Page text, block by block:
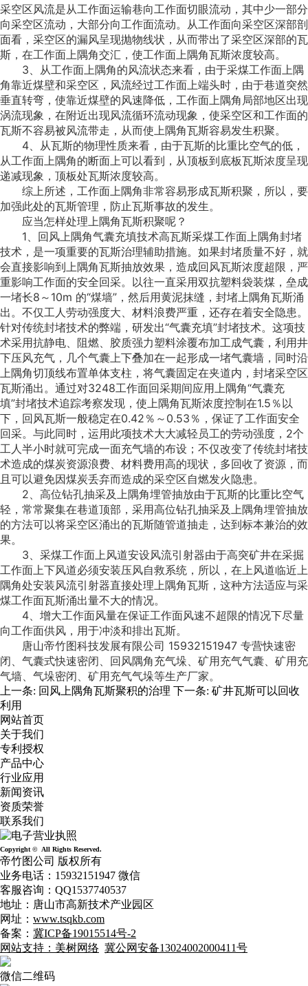
采空区风流是从工作面运输巷向工作面切眼流动，其中少一部分
向采空区流动，大部分向工作面流动。从工作面向采空区深部剖
面看，采空区的漏风呈现抛物线状，从而带出了采空区深部的瓦
斯，在工作面上隅角交汇，使工作面上隅角瓦斯浓度较高。
3、从工作面上隅角的风流状态来看，由于采煤工作面上隅
角靠近煤壁和采空区，风流经过工作面上端头时，由于巷道突然
垂直转弯，使靠近煤壁的风速降低，工作面上隅角局部地区出现
涡流现象，在附近出现风流循环流动现象，使采空区和工作面的
瓦斯不容易被风流带走，从而使上隅角瓦斯容易发生积聚。
4、从瓦斯的物理性质来看，由于瓦斯的比重比空气的低，
从工作面上隅角的断面上可以看到，从顶板到底板瓦斯浓度呈现
递减现象，顶板处瓦斯浓度较高。
综上所述，工作面上隅角非常容易形成瓦斯积聚，所以，要
加强此处的瓦斯管理，防止瓦斯事故的发生。
应当怎样处理上隅角瓦斯积聚呢？
1、回风上隅角气囊充填技术高瓦斯采煤工作面上隅角封堵
技术，是一项重要的瓦斯治理辅助措施。如果封堵质量不好，就
会直接影响到上隅角瓦斯抽放效果，造成回风瓦斯浓度超限，严
重影响工作面的安全回采。以往一直采用双抗塑料袋装煤，垒成
一堵长8～10m 的“煤墙”，然后用黄泥抹缝，封堵上隅角瓦斯涌
出。不仅工人劳动强度大、材料浪费严重，还存在着安全隐患。
针对传统封堵技术的弊端，研发出“气囊充填”封堵技术。这项技
术采用抗静电、阻燃、胶质强力塑料涂覆布加工成气囊，利用井
下压风充气，几个气囊上下叠加在一起形成一堵气囊墙，同时沿
上隅角切顶线布置单体支柱，将气囊固定在夹道内，封堵采空区
瓦斯涌出。通过对3248工作面回采期间应用上隅角“气囊充
填”封堵技术追踪考察发现，使上隅角瓦斯浓度控制在1.5％以
下，回风瓦斯一般稳定在0.42％～0.53％，保证了工作面安全
回采。与此同时，运用此项技术大大减轻员工的劳动强度，2个
工人半小时就可完成一面充气墙的布设；不仅改变了传统封堵技
术造成的煤炭资源浪费、材料费用高的现状，多回收了资源，而
且可以避免因煤炭丢弃而造成的采空区自燃发火隐患。
2、高位钻孔抽采及上隅角埋管抽放由于瓦斯的比重比空气
轻，常常聚集在巷道顶部，采用高位钻孔抽采及上隅角埋管抽放
的方法可以将采空区涌出的瓦斯随管道抽走，达到标本兼治的效
果。
3、采煤工作面上风道安设风流引射器由于高突矿井在采掘
工作面上下风道必须安装压风自救系统，所以，在上风道临近上
隅角处安装风流引射器直接处理上隅角瓦斯，这种方法适应与采
煤工作面瓦斯涌出量不大的情况。
4、增大工作面风量在保证工作面风速不超限的情况下尽量
向工作面供风，用于冲淡和排出瓦斯。
唐山帝竹图科技发展有限公司 15932151947 专营快速密
闭、气囊式快速密闭、回风隅角充气垛、矿用充气气囊、矿用充
气墙、气垛密闭、矿用充气气垛等生产厂家。
上一条: 回风上隅角瓦斯聚积的治理 下一条: 矿井瓦斯可以回收
利用
网站首页
关于我们
专利授权
产品中心
行业应用
新闻资讯
资质荣誉
联系我们
Copyright © All Rights Reserved.
帝竹图公司 版权所有
业务电话：15932151947 微信
客服咨询：QQ1537740537
地址：唐山市高新技术产业园区
网址： www.tsqkb.com
备案： 冀ICP备19015514号-2
网站支持：美树网络 冀公网安备13024002000411号
微信二维码